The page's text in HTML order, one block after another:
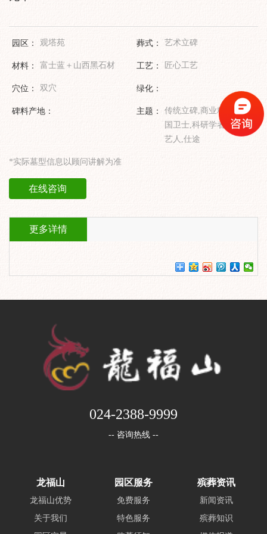
园区： 观塔苑 葬式： 艺术立碑
材料： 富士蓝＋山西黑石材 工艺： 匠心工艺
穴位： 双穴 绿化：
碑料产地： 主题：
传统立碑,商业精英,祖
国卫士,科研学者,文化
艺人,仕途
*实际墓型信息以顾问讲解为准
在线咨询
更多详情
024-2388-9999
-- 咨询热线 --
龙福山
龙福山优势
关于我们
园区服务
免费服务
特色服务
殡葬资讯
新闻资讯
殡葬知识